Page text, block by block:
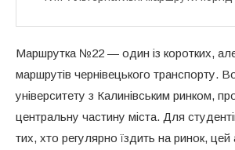
Маршрутка №22 — один із коротких,
маршрутів чернівецького транспорту.
університету з Калинівським ринком,
центральну частину міста. Для
тих, хто регулярно їздить на ринок, цей